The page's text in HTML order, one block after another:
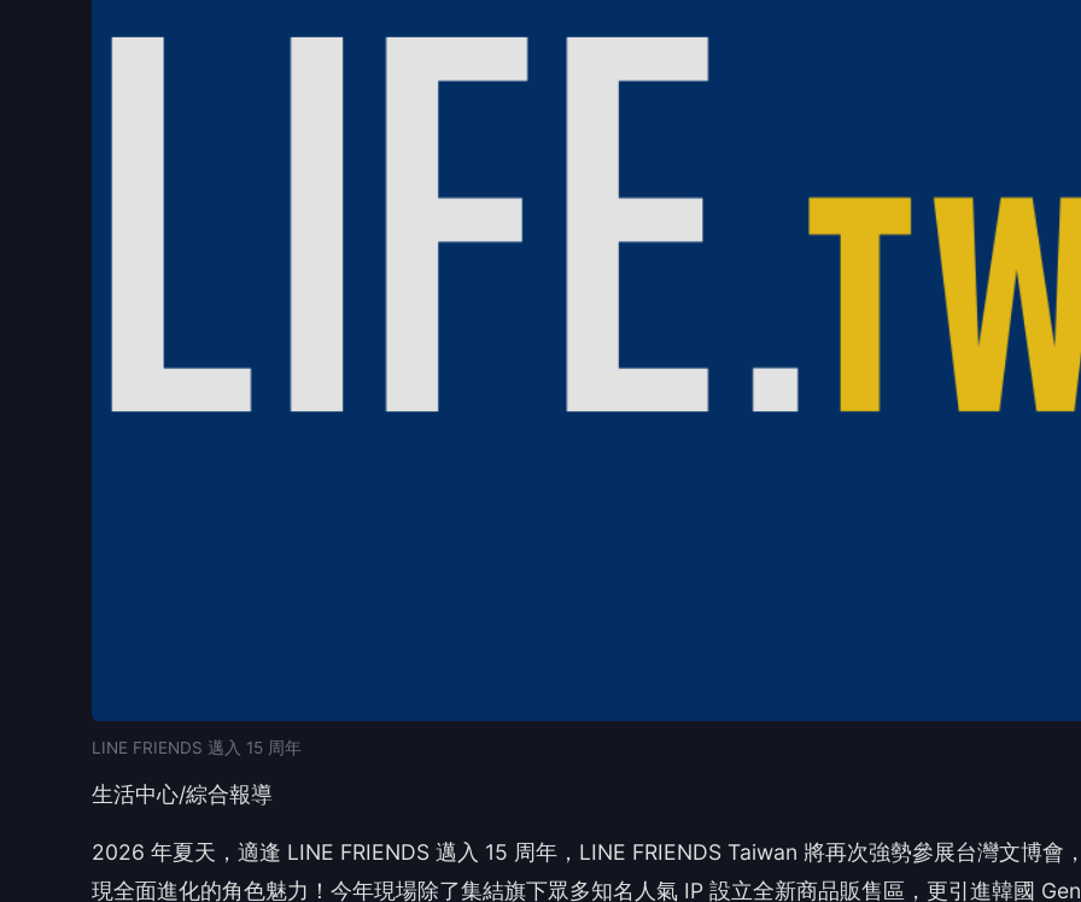
LINE FRIENDS 邁入 15 周年
生活中心/綜合報導
2026 年夏天，適逢 LINE FRIENDS 邁入 15 周年，LINE FRIENDS Taiwan 將再次強勢參展台灣文博會
現全面進化的角色魅力！今年現場除了集結旗下眾多知名人氣 IP 設立全新商品販售區，更引進韓國